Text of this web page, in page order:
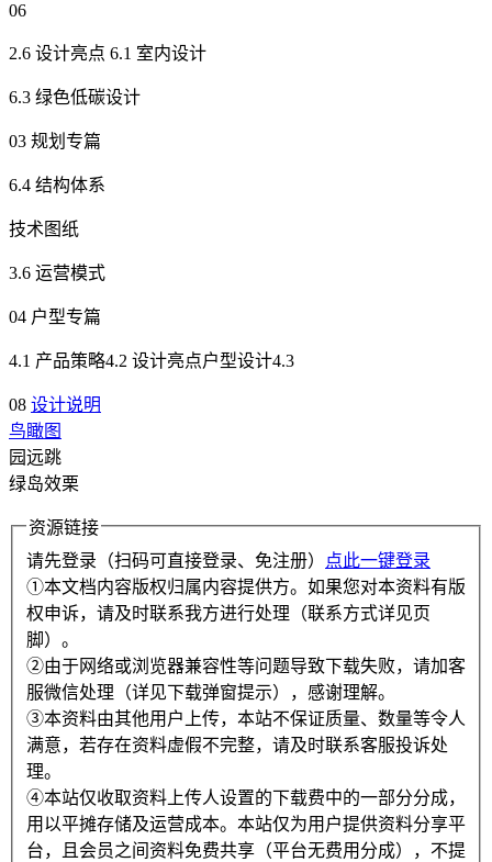
06
2.6 设计亮点 6.1 室内设计
6.3 绿色低碳设计
03 规划专篇
6.4 结构体系
技术图纸
3.6 运营模式
04 户型专篇
4.1 产品策略4.2 设计亮点户型设计4.3
08 设计说明
鸟瞰图
园远跳
绿岛效栗
资源链接
请先登录（扫码可直接登录、免注册）
点此一键登录
①本文档内容版权归属内容提供方。如果您对本资料有版
权申诉，请及时联系我方进行处理（联系方式详见页
脚）。
②由于网络或浏览器兼容性等问题导致下载失败，请加客
服微信处理（详见下载弹窗提示），感谢理解。
③本资料由其他用户上传，本站不保证质量、数量等令人
满意，若存在资料虚假不完整，请及时联系客服投诉处
理。
④本站仅收取资料上传人设置的下载费中的一部分分成，
用以平摊存储及运营成本。本站仅为用户提供资料分享平
台，且会员之间资料免费共享（平台无费用分成），不提